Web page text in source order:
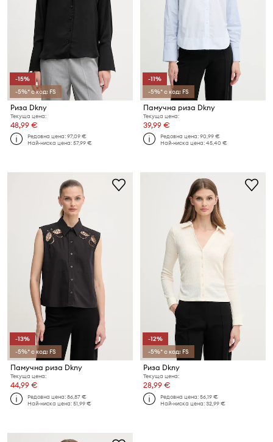
-15%
-5%* с код: FS
Риза Dkny
Текуща цена:
48,99 €
Редовна цена:97,09 €
Най-ниска цена:57,99 €
-11%
-5%* с код: FS
Памучна риза Dkny
Текуща цена:
39,99 €
Редовна цена:90,99 €
Най-ниска цена:45,40 €
-13%
-5%* с код: FS
Памучна риза Dkny
Текуща цена:
44,99 €
Редовна цена:86,87 €
Най-ниска цена:51,99 €
-12%
-5%* с код: FS
Риза Dkny
Текуща цена:
28,99 €
Редовна цена:56,19 €
Най-ниска цена:32,99 €